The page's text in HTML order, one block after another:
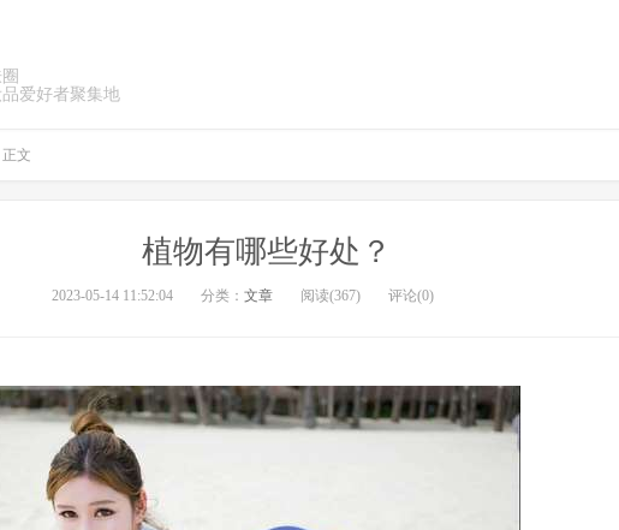
爱好者聚集地
正文
植物有哪些好处？
2023-05-14 11:52:04 分类： 文章 阅读(367) 评论(0)